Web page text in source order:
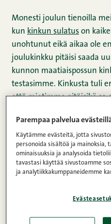
Monesti joulun tienoilla
kun kinkun sulatus on
unohtunut eikä aikaa ole
joulukinkku pitäisi saada
kunnon maatiaispossun
testasimme. Kinkusta tuli
että mietimme pitäisikö se
jäisenä on siis on
Valmistusohjeet:
Parempaa palvelua
Käytämme evästeitä, jotta
personoida sisältöä ja mainoksia,
ominaisuuksia ja analysoida
tavastasi käyttää sivustoamme
ja analytiikkakumppaneidemme